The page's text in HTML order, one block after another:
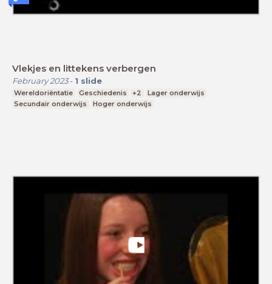
Vlekjes en littekens verbergen
February 2023- 1 slide
Wereldoriëntatie Geschiedenis +2
Lager onderwijs
Secundair onderwijs
Hoger onderwijs